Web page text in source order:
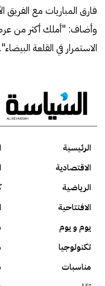
فارق المباريات مع الفريق
وأضاف: "أملك أكثر من
الاستمرار في القلعة البيضاء".
الرئيسية
الاقتصادية
الرياضية
الافتتاحية
يوم و يوم
تكنولوجيا
مناسبات